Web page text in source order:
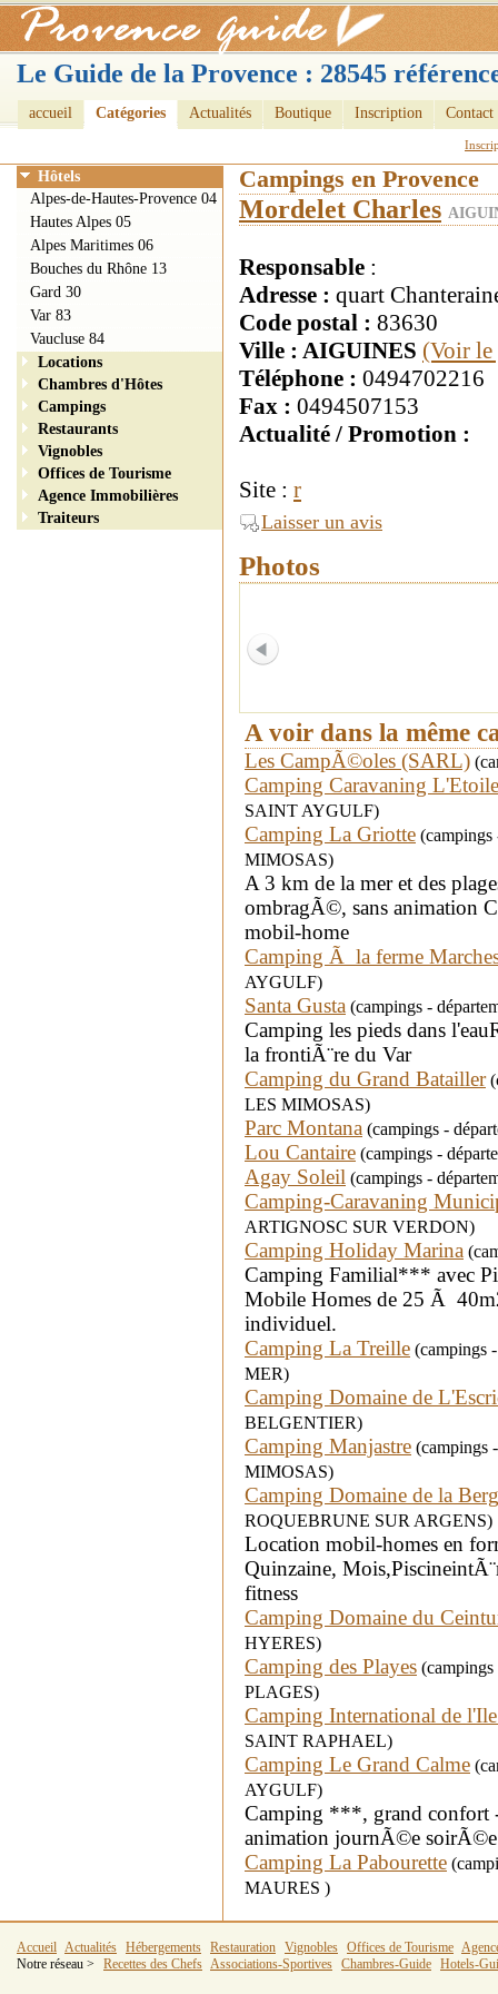
Le Guide de la Provence : 28545
accueil Catégories Actualités Boutique Inscription Contact
Campings en Provence
Mordelet Charles
Responsable :
Adresse : quart
Code postal : 83630
Ville : AIGUINES (Voir
Téléphone : 0494702216
Fax : 0494507153
Actualité / Promotion :
Site : r
Laisser un avis
Photos
A voir dans la même
Les CampÃ©oles (SARL)
Camping Caravaning
SAINT AYGULF)
Camping La Griotte
MIMOSAS)
A 3 km de la mer et des
ombragÃ©, sans animation
mobil-home
Camping Ã la ferme
AYGULF)
Santa Gusta (campings -
Camping les pieds dans
la frontiÃ¨re du Var
Camping du Grand Batailler
LES MIMOSAS)
Parc Montana (campings -
Lou Cantaire (campings -
Agay Soleil (campings -
Camping-Caravaning
ARTIGNOSC SUR VERDON)
Camping Holiday Marina
Camping Familial*** avec
Mobile Homes de 25 Ã
individuel.
Camping La Treille (campings
MER)
Camping Domaine de
BELGENTIER)
Camping Manjastre (campings
MIMOSAS)
Camping Domaine de la
ROQUEBRUNE SUR ARGENS)
Location mobil-homes en
Quinzaine,
fitness
Camping Domaine du
HYERES)
Camping des Playes
PLAGES)
Camping International de
SAINT RAPHAEL)
Camping Le Grand Calme
AYGULF)
Camping ***, grand confort -
animation journÃ©e soirÃ©e
Camping La Pabourette
MAURES )
Hôtels
Alpes-de-Hautes-Provence 04
Hautes Alpes 05
Alpes Maritimes 06
Bouches du Rhône 13
Gard 30
Var 83
Vaucluse 84
Locations
Chambres d'Hôtes
Campings
Restaurants
Vignobles
Offices de Tourisme
Agence Immobilières
Traiteurs
Accueil Actualités Hébergements Restauration Vignobles Offices de Tourisme
Notre réseau >
Recettes des Chefs Associations-Sportives Chambres-Guide Hotels-